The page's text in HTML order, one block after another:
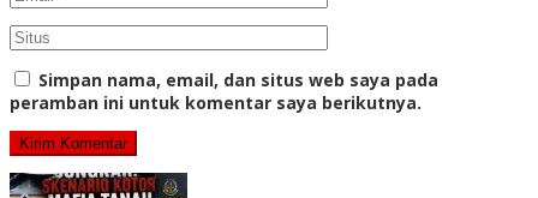
Simpan nama, email, dan situs web saya pada
peramban ini untuk komentar saya berikutnya.